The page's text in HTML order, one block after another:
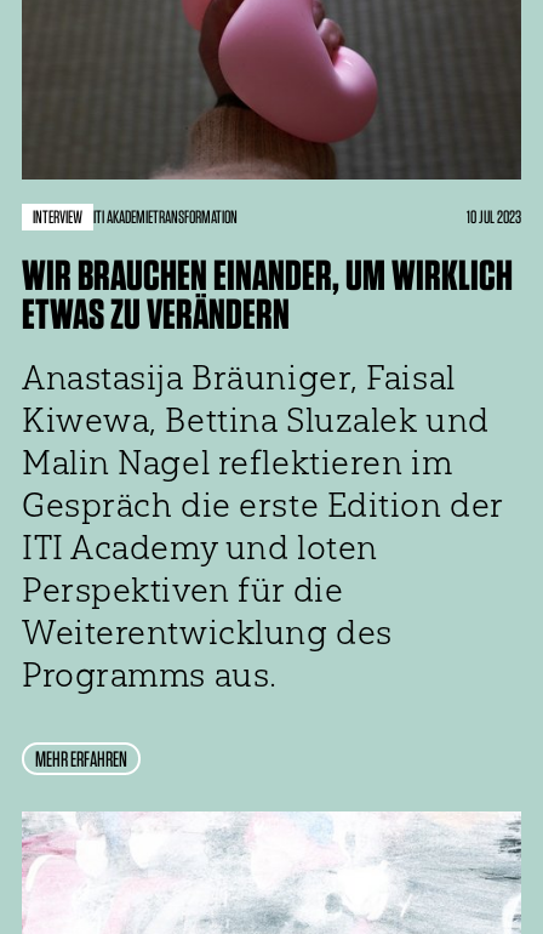
INTERVIEW ITI AKADEMIETRANSFORMATION 10 JUL 2023
WIR BRAUCHEN EINANDER, UM WIRKLICH
ETWAS ZU VERÄNDERN
Anastasija Bräuniger, Faisal
Kiwewa, Bettina Sluzalek und
Malin Nagel reflektieren im
Gespräch die erste Edition der
ITI Academy und loten
Perspektiven für die
Weiterentwicklung des
Programms aus.
MEHR ERFAHREN